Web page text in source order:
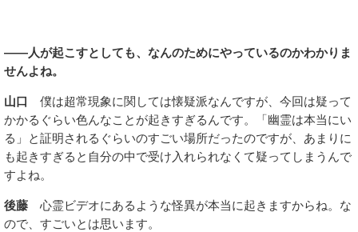
――人が起こすとしても、なんのためにやっているのかわかりま
せんよね。
山口
僕は超常現象に関しては懐疑派なんですが、今回は疑って
かかるぐらい色んなことが起きすぎるんです。「幽霊は本当にい
る」と証明されるぐらいのすごい場所だったのですが、あまりに
も起きすぎると自分の中で受け入れられなくて疑ってしまうんで
すよね。
後藤 心霊ビデオにあるような怪異が本当に起きますからね。な
ので、すごいとは思います。